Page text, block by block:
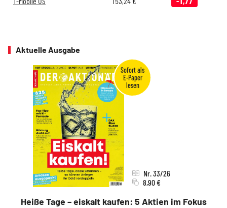
Aktuelle Ausgabe
Heiße Tage – eiskalt kaufen: 5 Aktien im Fokus
Nr. 33/26
8,90 €